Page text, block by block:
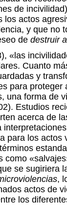
de
los actos
y que no
de destruir
«las
Cuanto
y
para proteger
una forma de
Estudios
acerca de
para los actos
como
se sugiriera
,
actos de
los